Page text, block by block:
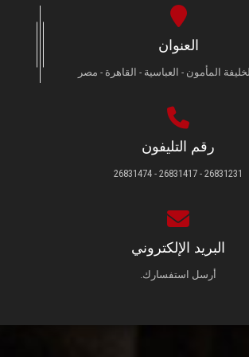
العنوان
المأمون - العباسية - القاهرة - مصر
رقم التليفون
26831231 - 26831417 - 26831474
البريد الإلكتروني
أرسل استفسارك.